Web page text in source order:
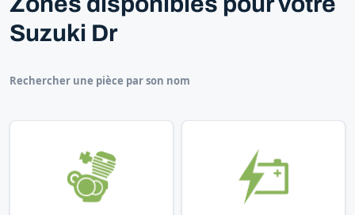
Suzuki Dr
Rechercher une pièce par son nom